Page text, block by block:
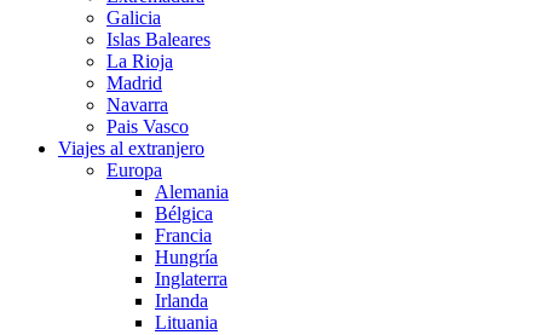
Galicia
Islas Baleares
La Rioja
Madrid
Navarra
Pais Vasco
Viajes al extranjero
Europa
Alemania
Bélgica
Francia
Hungría
Inglaterra
Irlanda
Lituania